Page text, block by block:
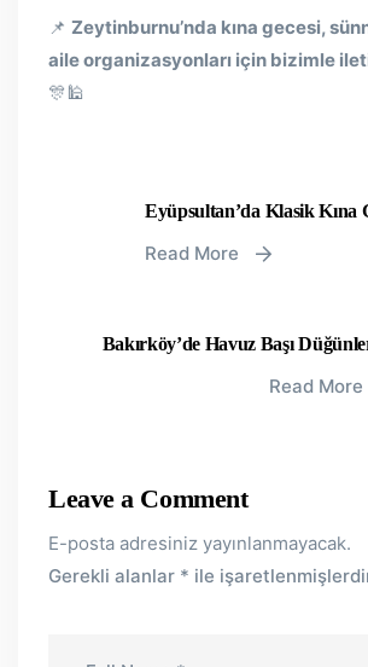
📌 Zeytinburnu’nda kına gecesi,
aile organizasyonları için bizimle
🎊🕌
Eyüpsultan’da Klasik Kına
Read More
Bakırköy’de Havuz Başı
Read More
Leave a Comment
E-posta adresiniz yayınlanmayacak.
Gerekli alanlar * ile